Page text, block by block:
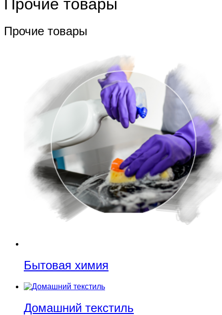
Прочие товары
Прочие товары
Бытовая химия
Домашний текстиль